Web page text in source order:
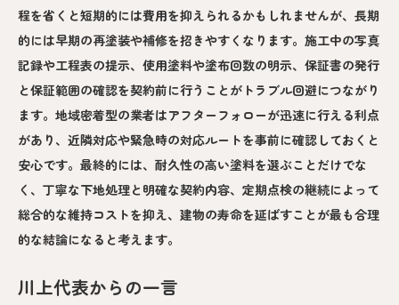
程を省くと短期的には費用を抑えられるかもしれませんが、長期
的には早期の再塗装や補修を招きやすくなります。施工中の写真
記録や工程表の提示、使用塗料や塗布回数の明示、保証書の発行
と保証範囲の確認を契約前に行うことがトラブル回避につながり
ます。地域密着型の業者はアフターフォローが迅速に行える利点
があり、近隣対応や緊急時の対応ルートを事前に確認しておくと
安心です。最終的には、耐久性の高い塗料を選ぶことだけでな
く、丁寧な下地処理と明確な契約内容、定期点検の継続によって
総合的な維持コストを抑え、建物の寿命を延ばすことが最も合理
的な結論になると考えます。
川上代表からの一言